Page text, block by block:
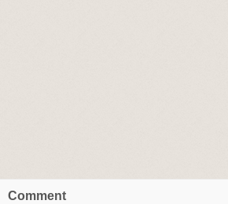
Comment